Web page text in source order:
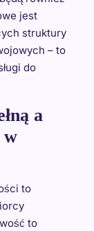
jest
struktury
– to
do
a
w
to
to